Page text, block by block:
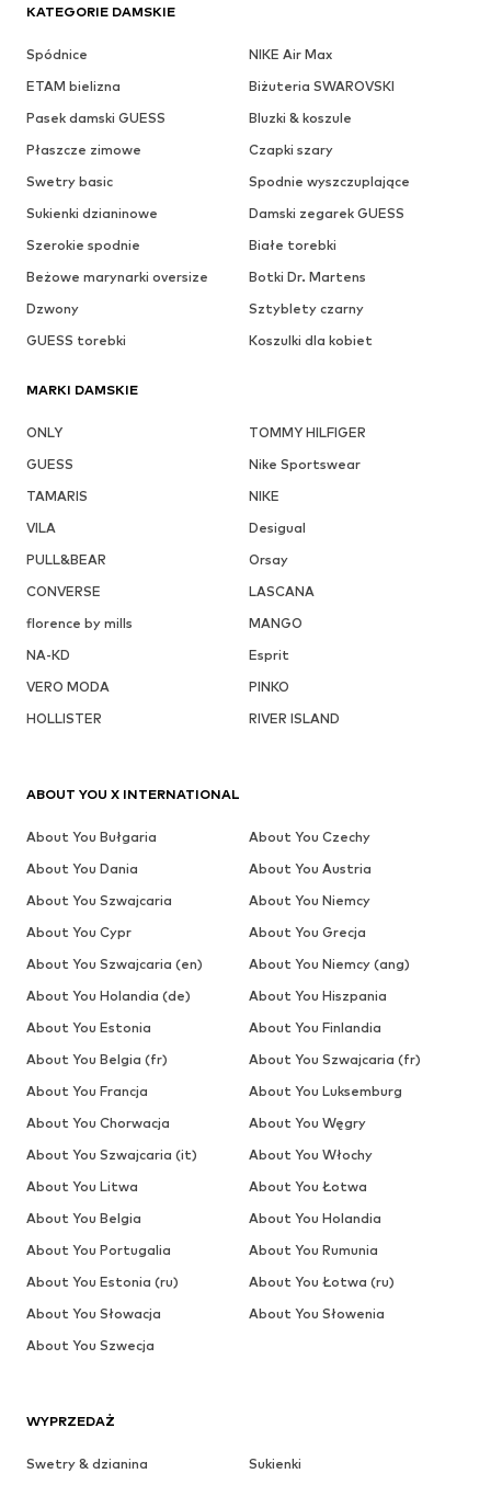
KATEGORIE DAMSKIE
Spódnice
NIKE Air Max
ETAM bielizna
Biżuteria SWAROVSKI
Pasek damski GUESS
Bluzki & koszule
Płaszcze zimowe
Czapki szary
Swetry basic
Spodnie wyszczuplające
Sukienki dzianinowe
Damski zegarek GUESS
Szerokie spodnie
Białe torebki
Beżowe marynarki oversize
Botki Dr. Martens
Dzwony
Sztyblety czarny
GUESS torebki
Koszulki dla kobiet
MARKI DAMSKIE
ONLY
TOMMY HILFIGER
GUESS
Nike Sportswear
TAMARIS
NIKE
VILA
Desigual
PULL&BEAR
Orsay
CONVERSE
LASCANA
florence by mills
MANGO
NA-KD
Esprit
VERO MODA
PINKO
HOLLISTER
RIVER ISLAND
WYPRZEDAŻ
Swetry & dzianina
Sukienki
ABOUT YOU X INTERNATIONAL
About You Bułgaria
About You Czechy
About You Dania
About You Austria
About You Szwajcaria
About You Niemcy
About You Cypr
About You Grecja
About You Szwajcaria (en)
About You Niemcy (ang)
About You Holandia (de)
About You Hiszpania
About You Estonia
About You Finlandia
About You Belgia (fr)
About You Szwajcaria (fr)
About You Francja
About You Luksemburg
About You Chorwacja
About You Węgry
About You Szwajcaria (it)
About You Włochy
About You Litwa
About You Łotwa
About You Belgia
About You Holandia
About You Portugalia
About You Rumunia
About You Estonia (ru)
About You Łotwa (ru)
About You Słowacja
About You Słowenia
About You Szwecja